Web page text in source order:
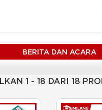
BERITA DAN ACARA
1 - 18 DARI 18